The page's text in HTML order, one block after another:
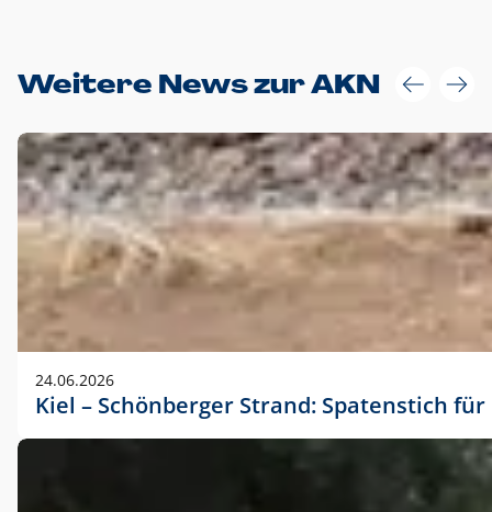
Weitere News zur AKN
24.06.2026
Kiel – Schönberger Strand: Spatenstich